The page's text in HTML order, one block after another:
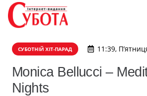
СУБОТНІЙ ХІТ-ПАРАД 11:39,
Monica Bellucci –
Nights